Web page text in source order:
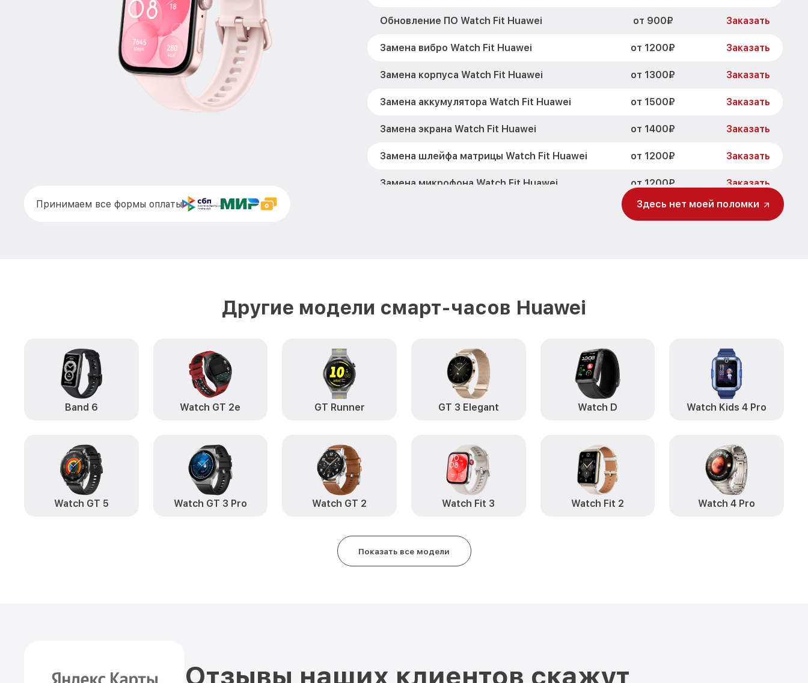
Обновление ПО Watch Fit Huawei от 900₽ Заказать
Замена вибро Watch Fit Huawei от 1200₽ Заказать
Замена корпуса Watch Fit Huawei от 1300₽ Заказать
Замена аккумулятора Watch Fit Huawei от 1500₽ Заказать
Замена экрана Watch Fit Huawei от 1400₽ Заказать
Замена шлейфа матрицы Watch Fit Huawei от 1200₽ Заказать
Замена микрофона Watch Fit Huawei от 1200₽ Заказать
от 1500₽ Заказать
Принимаем все формы оплаты Здесь нет моей поломки
Другие модели смарт-часов Huawei
Band 6 Watch GT 2e GT Runner GT 3 Elegant Watch D Watch Kids 4 Pro
Watch GT 5 Watch GT 3 Pro Watch GT 2 Watch Fit 3 Watch Fit 2 Watch 4 Pro
Показать все модели
Отзывы наших клиентов скажут